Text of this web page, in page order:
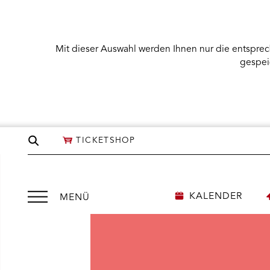
Seite
TICKETSHOP
Mit dieser Auswahl werden Ihnen nur die
MENÜ
Menü
KALENDER